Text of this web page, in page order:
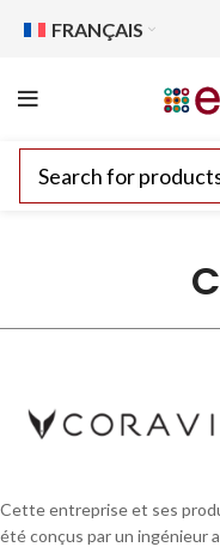
FRANÇAIS
Cette entreprise et ses
été conçus par un ingénieur